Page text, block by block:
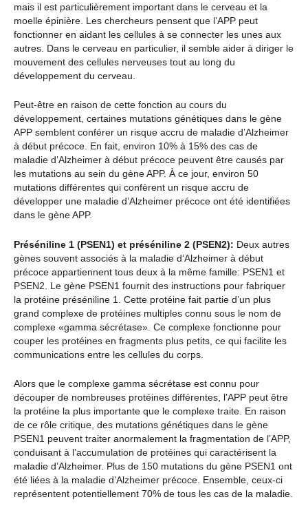
mais il est particulièrement important dans le cerveau et la
moelle épinière. Les chercheurs pensent que l’APP peut
fonctionner en aidant les cellules à se connecter les unes aux
autres. Dans le cerveau en particulier, il semble aider à diriger le
mouvement des cellules nerveuses tout au long du
développement du cerveau.
Peut-être en raison de cette fonction au cours du
développement, certaines mutations génétiques dans le gène
APP semblent conférer un risque accru de maladie d’Alzheimer
à début précoce. En fait, environ 10% à 15% des cas de
maladie d’Alzheimer à début précoce peuvent être causés par
les mutations au sein du gène APP. À ce jour, environ 50
mutations différentes qui confèrent un risque accru de
développer une maladie d’Alzheimer précoce ont été identifiées
dans le gène APP.
Préséniline 1 (PSEN1) et préséniline 2 (PSEN2): Deux autres
gènes souvent associés à la maladie d’Alzheimer à début
précoce appartiennent tous deux à la même famille: PSEN1 et
PSEN2. Le gène PSEN1 fournit des instructions pour fabriquer
la protéine préséniline 1. Cette protéine fait partie d’un plus
grand complexe de protéines multiples connu sous le nom de
complexe «gamma sécrétase». Ce complexe fonctionne pour
couper les protéines en fragments plus petits, ce qui facilite les
communications entre les cellules du corps.
Alors que le complexe gamma sécrétase est connu pour
découper de nombreuses protéines différentes, l’APP peut être
la protéine la plus importante que le complexe traite. En raison
de ce rôle critique, des mutations génétiques dans le gène
PSEN1 peuvent traiter anormalement la fragmentation de l’APP,
conduisant à l’accumulation de protéines qui caractérisent la
maladie d’Alzheimer. Plus de 150 mutations du gène PSEN1 ont
été liées à la maladie d’Alzheimer précoce. Ensemble, ceux-ci
représentent potentiellement 70% de tous les cas de la maladie.